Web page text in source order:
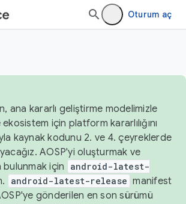
Oturum aç
ana kararlı geliştirme modelimizle
için platform kararlılığını
kaynak kodunu 2. ve 4. çeyreklerde
AOSP'yi oluşturmak ve
bulunmak için
android-latest-
android-latest-release manifest
gönderilen en son sürümü